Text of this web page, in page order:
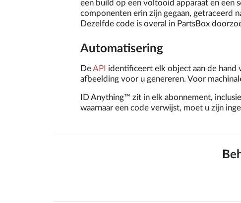
een build op een voltooid apparaat en een
componenten erin zijn gegaan, getraceerd
Dezelfde code is overal in PartsBox
Automatisering
DeAPI identificeert elk object aan de
afbeelding voor u genereren. Voor
ID Anything™ zit in elk abonnement,
waarnaar een code verwijst, moet u zijn